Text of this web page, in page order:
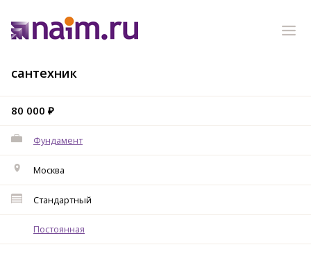
сантехник
80 000 ₽
Фундамент
Москва
Стандартный
Постоянная